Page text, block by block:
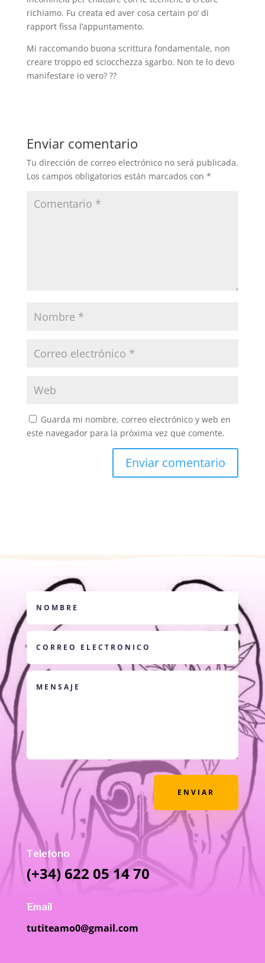
richiamo. Fu creata ed aver cosa certain po’ di
rapport fissa l’appuntamento.
Mi raccomando buona scrittura fondamentale, non
creare troppo ed sciocchezza sgarbo. Non te lo devo
manifestare io vero? ??
Enviar comentario
Tu dirección de correo electrónico no será publicada.
Los campos obligatorios están marcados con *
Guarda mi nombre, correo electrónico y web en
este navegador para la próxima vez que comente.
ENVIAR
Telefono
(+34) 622 05 14 70
Email
tutiteamo0@gmail.com